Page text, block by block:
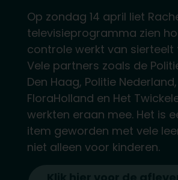
Op zondag 14 april liet
televisieprogramma zien
controle werkt van sierteelt
Vele partners zoals de
Den Haag, Politie
FloraHolland en Het
werkten eraan mee. Het is
item geworden met vele
niet alleen voor kinderen.